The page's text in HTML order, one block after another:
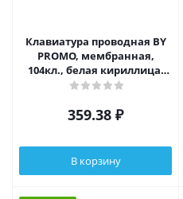
Клавиатура проводная BY
PROMO, мембранная,
104кл., белая кириллица,
USB, каб. 135см, черный
359.38 ₽
В корзину